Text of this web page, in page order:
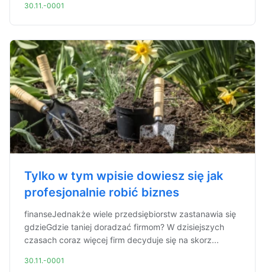
30.11.-0001
Tylko w tym wpisie dowiesz się jak
profesjonalnie robić biznes
finanseJednakże wiele przedsiębiorstw zastanawia się
gdzieGdzie taniej doradzać firmom? W dzisiejszych
czasach coraz więcej firm decyduje się na skorz...
30.11.-0001